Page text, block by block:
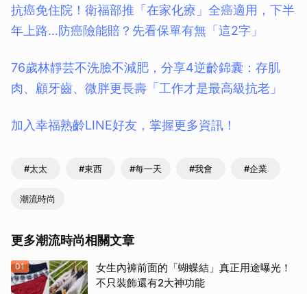
抗癌免住院！衛福部推「在家化療」全癌適用，下半
年上路…防癌險能賠？先看保單有無「這2字」
76歲林靜芸不洗臉不減肥，分享4逆齡錦囊：存肌
肉、顧牙齒、微胖更長壽「工作才是最高級抗老」
加入幸福熟齡LINE好友，掌握更多資訊！
#太太 #東西 #每一天 #我會 #企業
潮流時尚
更多潮流時尚相關文章
01
女生內褲前面的「蝴蝶結」真正用途曝光！
不只裝飾還有2大神功能